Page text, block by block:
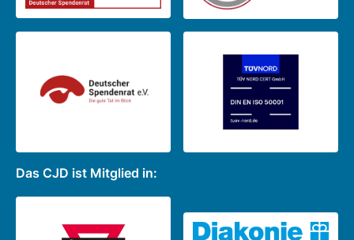
Das CJD ist Mitglied in: